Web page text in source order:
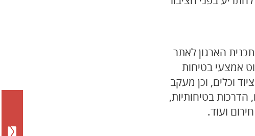
הארגון לאתר
אמצעי בטיחות
וכלים, וכן מעקב
הדרכות בטיחותיות,
ועוד.